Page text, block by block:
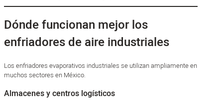
Dónde funcionan mejor los
enfriadores de aire industriales
Los enfriadores evaporativos industriales se utilizan ampliamente en
muchos sectores en México.
Almacenes y centros logísticos